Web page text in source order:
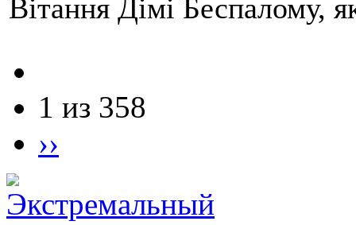
Вітання Дімі Беспалому,
1 из 358
››